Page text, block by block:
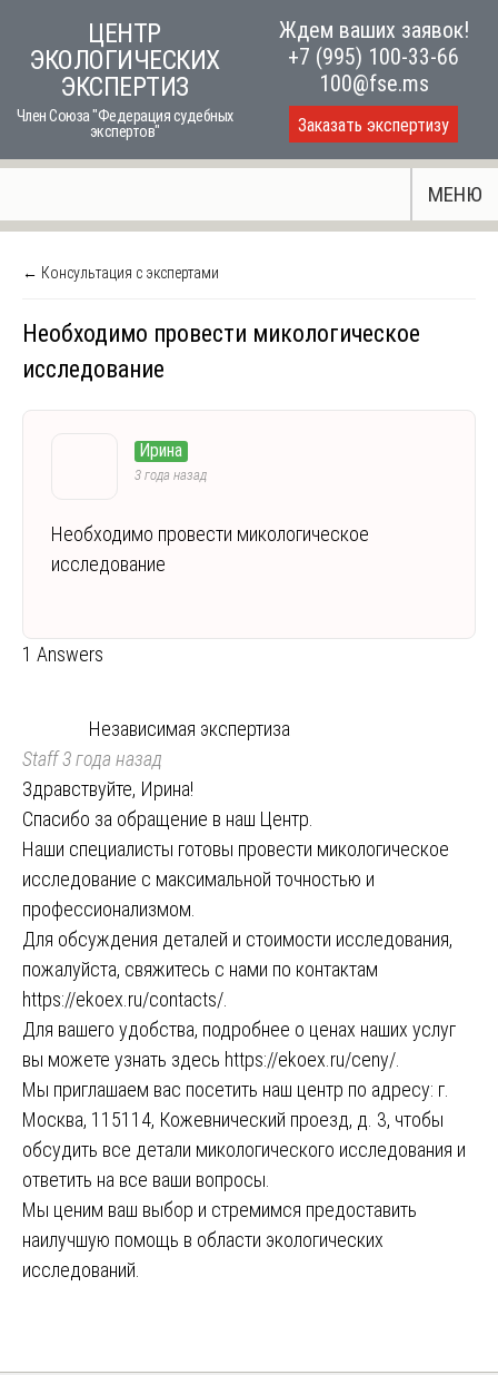
content
ЦЕНТР
ЭКОЛОГИЧЕСКИХ
ЭКСПЕРТИЗ
Член Союза "Федерация судебных
экспертов"
Ждем ваших заявок!
+7 (995) 100-33-66
100@fse.ms
Заказать экспертизу
МЕНЮ
← Консультация с экспертами
Необходимо провести микологическое
исследование
Ирина
3 года назад
Необходимо провести микологическое
исследование
1 Answers
Независимая экспертиза
Staff3 года назад
Здравствуйте, Ирина!
Спасибо за обращение в наш Центр.
Наши специалисты готовы провести микологическое
исследование с максимальной точностью и
профессионализмом.
Для обсуждения деталей и стоимости исследования,
пожалуйста, свяжитесь с нами по контактам
https://ekoex.ru/contacts/
Для вашего удобства, подробнее о ценах наших услуг
вы можете узнать здесь https://ekoex.ru/ceny/
Мы приглашаем вас посетить наш центр по адресу: г.
Москва, 115114, Кожевнический проезд, д. 3, чтобы
обсудить все детали микологического исследования и
ответить на все ваши вопросы.
Мы ценим ваш выбор и стремимся предоставить
наилучшую помощь в области экологических
исследований.